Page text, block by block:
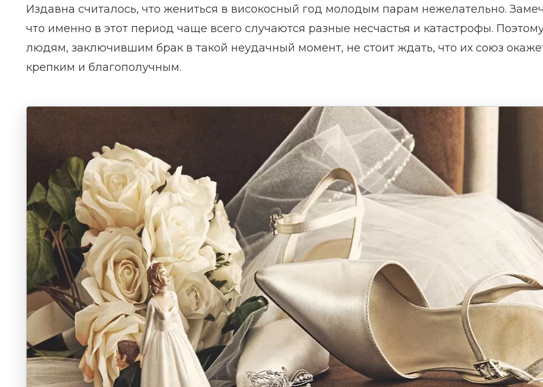
Издавна считалось, что жениться в високосный год молодым парам нежелательно.
что именно в этот период чаще всего случаются разные несчастья и катастрофы.
людям, заключившим брак в такой неудачный момент, не стоит ждать, что их союз
крепким и благополучным.